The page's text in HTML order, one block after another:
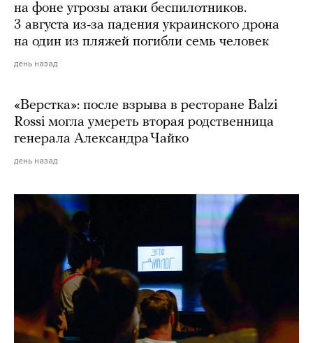
на фоне угрозы атаки беспилотников.
3 августа из-за падения украинского дрона
на один из пляжей погибли семь человек
день назад
«Верстка»: после взрыва в ресторане Balzi
Rossi могла умереть вторая родственница
генерала Александра Чайко
день назад